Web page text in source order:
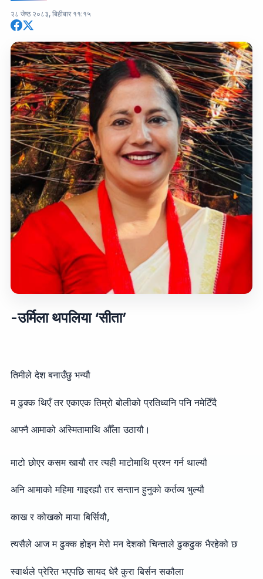
२८ जेष्ठ २०८३, बिहीबार ११:१५
-उर्मिला थपलिया ‘सीता’
तिमीले देश बनाउँछु भन्यौ
म ढुक्क थिएँ तर एकाएक तिम्रो बोलीको प्रतिध्वनि पनि नमेटिँदै
आफ्नै आमाको अस्मितामाथि औँला उठायौ।
माटो छोएर कसम खायौ तर त्यही माटोमाथि प्रश्न गर्न थाल्यौ
अनि आमाको महिमा गाइरह्यौ तर सन्तान हुनुको कर्तव्य भुल्यौ
काख र कोखको माया बिर्सियौ,
त्यसैले आज म ढुक्क होइन मेरो मन देशको चिन्ताले ढुकढुक भैरहेको छ
स्वार्थले प्रेरित भएपछि सायद धेरै कुरा बिर्सन सकौला